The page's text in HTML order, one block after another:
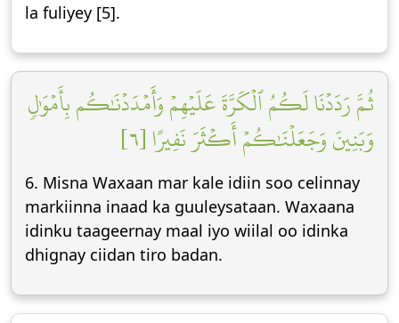
la fuliyey [5].
ثُمَّ رَدَدۡنَا لَكُمُ ٱلۡكَرَّةَ عَلَيۡهِمۡ وَأَمۡدَدۡنَٰكُم بِأَمۡوَٰلٖ
وَبَنِينَ وَجَعَلۡنَٰكُمۡ أَكۡثَرَ نَفِيرًا [٦]
6. Misna Waxaan mar kale idiin soo celinnay
markiinna inaad ka guuleysataan. Waxaana
idinku taageernay maal iyo wiilal oo idinka
dhignay ciidan tiro badan.